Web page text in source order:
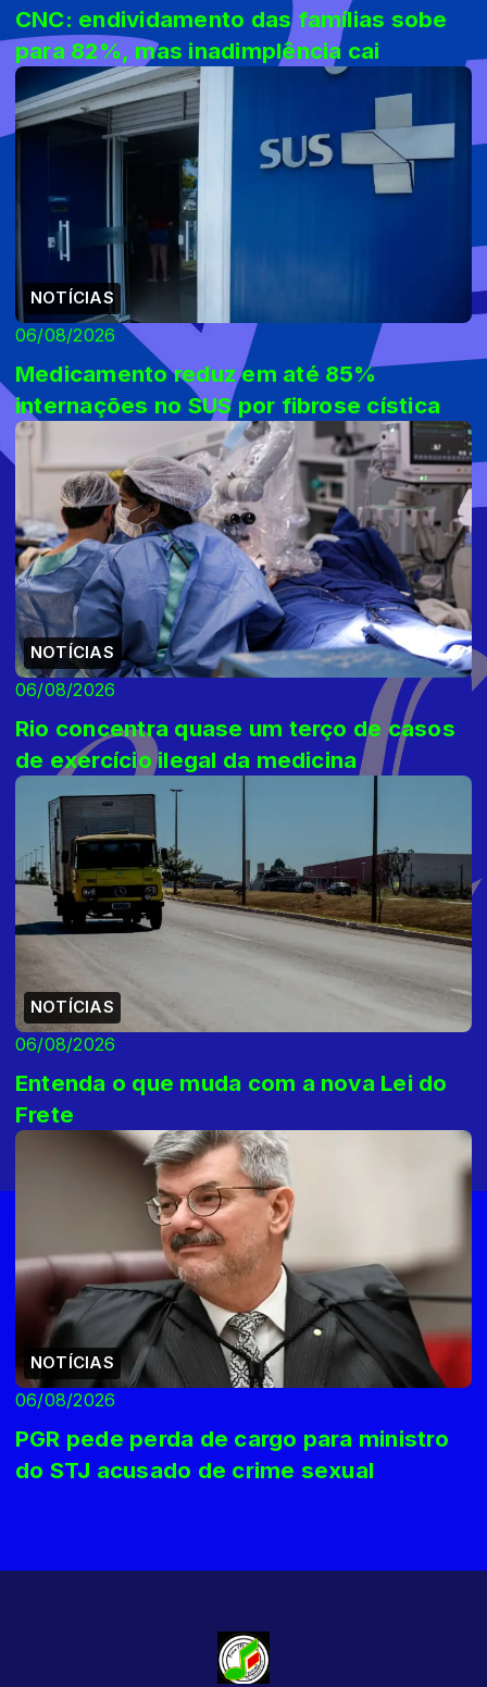
CNC: endividamento das famílias sobe
para 82%, mas inadimplência cai
NOTÍCIAS
06/08/2026
Medicamento reduz em até 85%
internações no SUS por fibrose cística
NOTÍCIAS
06/08/2026
Rio concentra quase um terço de casos
de exercício ilegal da medicina
NOTÍCIAS
06/08/2026
Entenda o que muda com a nova Lei do
Frete
NOTÍCIAS
06/08/2026
PGR pede perda de cargo para ministro
do STJ acusado de crime sexual